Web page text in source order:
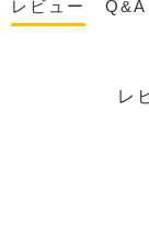
レビュー Q&A
レ